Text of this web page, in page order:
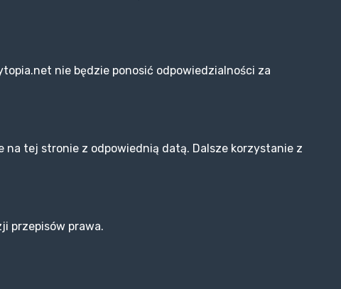
nie będzie ponosić odpowiedzialności za
na tej stronie z odpowiednią datą. Dalsze korzystanie z
przepisów prawa.